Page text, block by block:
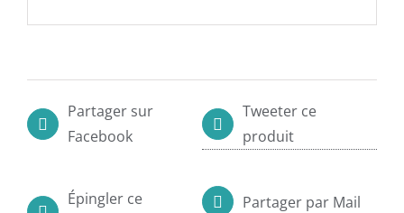
Partager sur
Facebook
Tweeter ce
produit
Épingler ce
Partager par Mail